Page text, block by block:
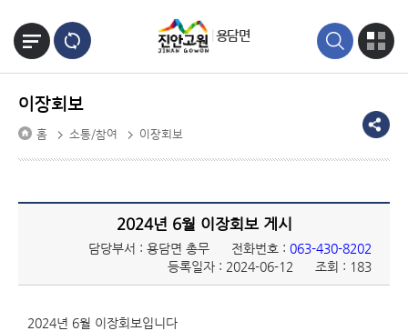
용담면
이장회보
홈 소통/참여 이장회보
2024년 6월 이장회보 게시
담당부서 : 용담면 총무 전화번호 : 063-430-8202
등록일자 : 2024-06-12
조회 : 183
2024년 6월 이장회보입니다